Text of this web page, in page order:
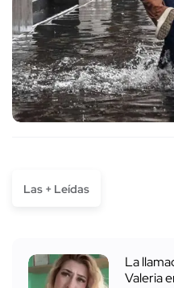
Las + Leídas
La
Valeria